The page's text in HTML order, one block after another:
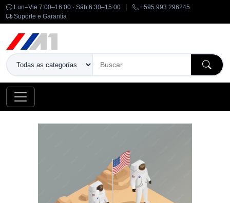
Lun–Vie 7:00–16:00 · Sáb 6:30–15:00
+595 993 296245
Suporte e Garantía